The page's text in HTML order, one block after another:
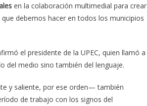
en la colaboración multimedial para crear
debemos hacer en todos los municipios
el presidente de la UPEC, quien llamó a
del medio sino también del lenguaje.
y saliente, por ese orden— también
de trabajo con los signos del